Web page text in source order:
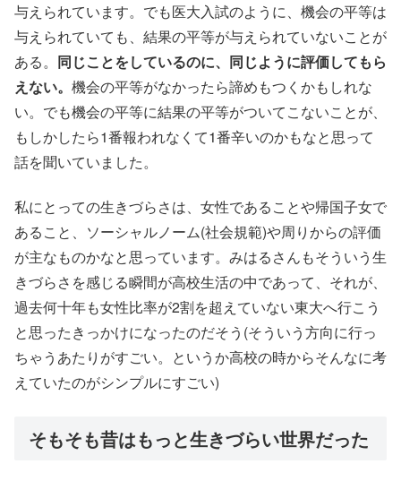
与えられています。でも医大入試のように、機会の平等は
与えられていても、結果の平等が与えられていないことが
ある。 同じことをしているのに、同じように評価してもら
えない。 機会の平等がなかったら諦めもつくかもしれな
い。でも機会の平等に結果の平等がついてこないことが、
もしかしたら1番報われなくて1番辛いのかもなと思って
話を聞いていました。
私にとっての生きづらさは、女性であることや帰国子女で
あること、ソーシャルノーム(社会規範)や周りからの評価
が主なものかなと思っています。みはるさんもそういう生
きづらさを感じる瞬間が高校生活の中であって、それが、
過去何十年も女性比率が2割を超えていない東大へ行こう
と思ったきっかけになったのだそう(そういう方向に行っ
ちゃうあたりがすごい。というか高校の時からそんなに考
えていたのがシンプルにすごい)
そもそも昔はもっと生きづらい世界だった